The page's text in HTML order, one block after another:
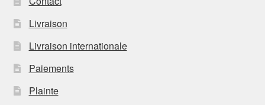
Livraison
Livraison internationale
Paiements
Plainte